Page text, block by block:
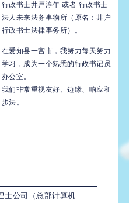
行政书士井戸淳午 或者 行政书士
法人未来法务事物所（原名：井户
行政书士法律事务所）。
在爱知县一宫市，我努力每天努力
学习，成为一个熟悉的行政书记员
办公室。
我们非常重视友好、边缘、响应和
步法。
士公司（总部计算机